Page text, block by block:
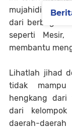
mujahidin
dari berbagai
seperti Mesir,
membantu
Lihatlah jihad
tidak
hengkang dari
dari kelompok
daerah-